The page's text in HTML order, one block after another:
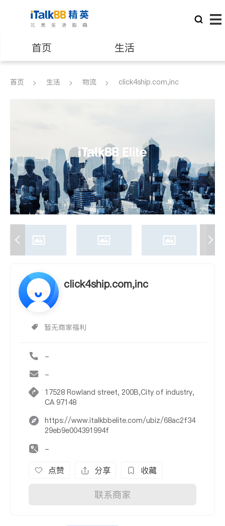
首页 生活
医生 律师
养老 非盈利组织
首页 生活 物流 click4ship.com,inc
click4ship.com,inc
暂无商家福利
-
-
17528 Rowland street, 200B,City of industry,
CA 97148
https://www.italkbbelite.com/ubiz/68ac2f34
29eb9e004391994f
-
点赞 分享 收藏
联系商家